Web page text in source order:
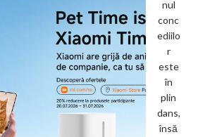
nul
conc
ediilo
r
este
în
plin
dans,
însă